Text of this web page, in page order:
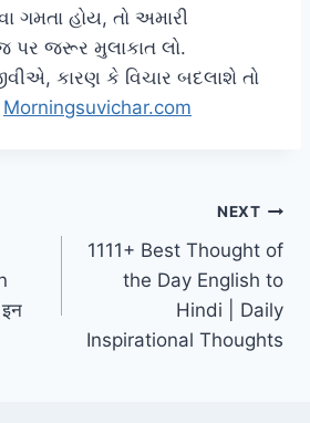
ગમતા હોય, તો અમારી
પર જરૂર મુલાકાત લો.
કારણ કે વિચાર બદલાશે તો
Morningsuvichar.com
NEXT
1111+ Best Thought of
the Day English to
Hindi | Daily
Inspirational Thoughts